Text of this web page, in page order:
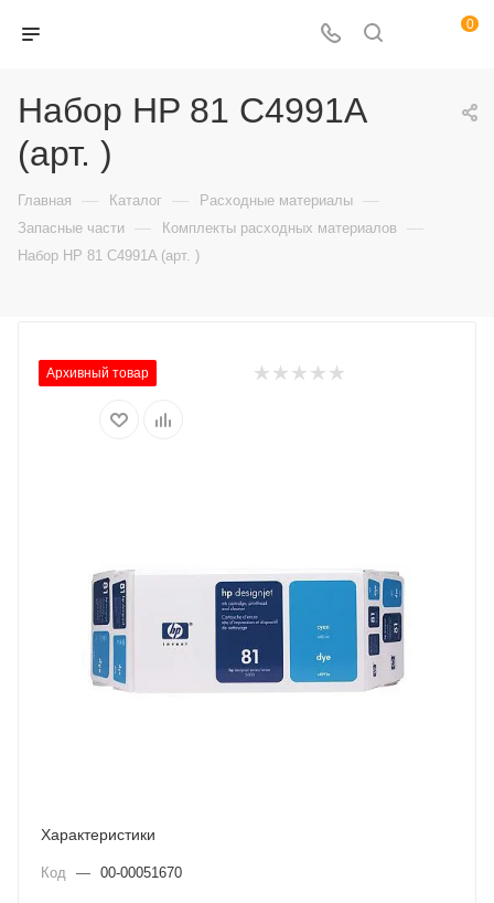
0
Набор HP 81 C4991A
(арт. )
Главная — Каталог — Расходные материалы —
Запасные части — Комплекты расходных материалов —
Набор HP 81 C4991A (арт. )
Архивный товар
Характеристики
Код — 00-00051670